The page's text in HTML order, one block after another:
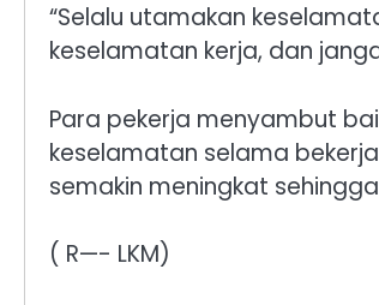
“Selalu utamakan
keselamatan kerja, dan
Para pekerja menyambut
keselamatan selama
semakin meningkat
( R—- LKM)